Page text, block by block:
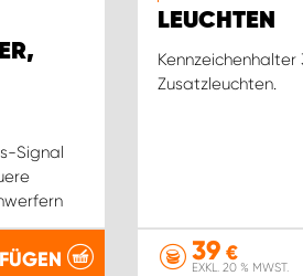
Signal
LEUCHTEN
Kennzeichenhalter
Zusatzleuchten.
39 €
EXKL. 20 % MWST.